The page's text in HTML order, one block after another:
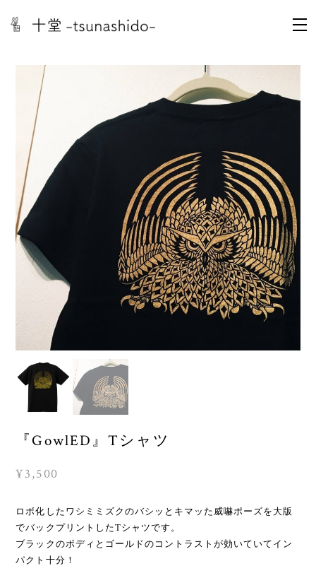
『GowlED』Tシャツ
¥3,500
ロボ化したワシミミズクのバシッとキマッた威嚇ポーズを大版
でバックプリントしたTシャツです。
ブラックのボディとゴールドのコントラストが効いていてイン
パクト十分！